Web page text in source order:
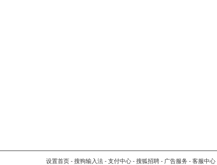
设置首页 - 搜狗输入法 - 支付中心 - 搜狐招聘 - 广告服务 - 客服中心